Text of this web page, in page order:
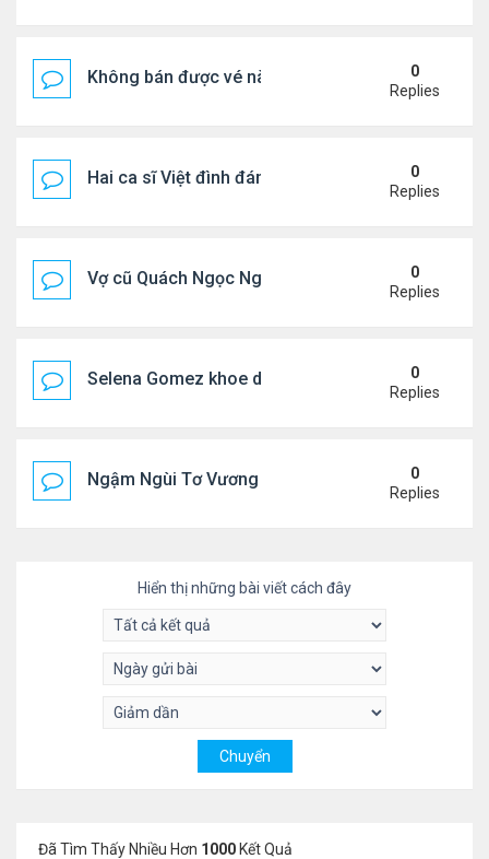
Không bán được vé nào, 1 phim Việt rời rạp
0
Replies
Hai ca sĩ Việt đình đám không phải vợ chồng vẫn
0
Replies
Vợ cũ Quách Ngọc Ngoan: "Tôi sắp 50, liệu có
0
Replies
Selena Gomez khoe dáng mừng sinh nhật
0
Replies
Ngậm Ngùi Tơ Vương - Video YouTube ngâm bài
0
Replies
Hiển thị những bài viết cách đây
Đã Tìm Thấy Nhiều Hơn 1000 Kết Quả